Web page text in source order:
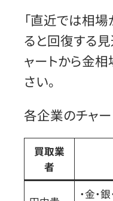
「直近では相
ると回復する見
ャートから金
さい。
各企業のチャ
買取業
者
・金・